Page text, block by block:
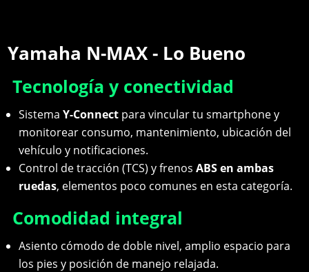
Yamaha N-MAX - Lo Bueno
Tecnología y conectividad
SistemaY-Connect para vincular tu smartphone y
monitorear consumo, mantenimiento, ubicación del
vehículo y notificaciones.
Control de tracción (TCS) y frenosABS en ambas
ruedas, elementos poco comunes en esta categoría.
Comodidad integral
Asiento cómodo de doble nivel, amplio espacio para
los pies y posición de manejo relajada.